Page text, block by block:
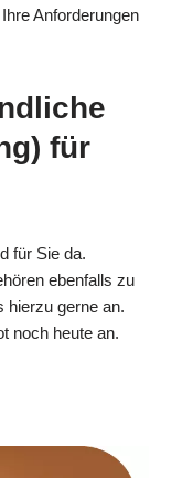
Anforderungen
für
für Sie da.
ebenfalls zu
hierzu gerne an.
noch heute an.